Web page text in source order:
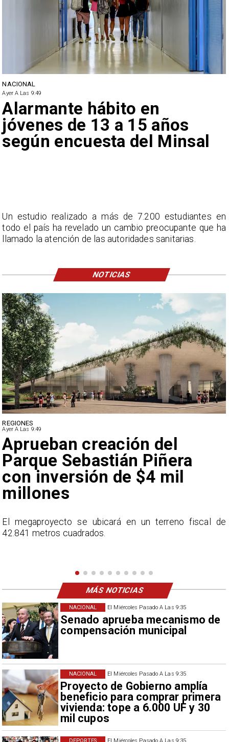
El Miércoles Pasado A Las 9:35
Senado aprueba mecanismo de
compensación municipal
NACIONAL
El Miércoles Pasado A Las 9:35
Proyecto de Gobierno amplía
beneficio para comprar primera
vivienda: tope a 6.000 UF y 30
mil cupos
NACIONAL
El Miércoles Pasado A Las 9:35
DEPORTES
DEPORTES
Ayer A Las 9:49
Claudio Bravo baja la
euforia sobre fichaje de
Vozinha
En el programa ESPN F90 Chile, Claudio Bravo ofrece
una visión más moderada sobre las expectativas del
NACIONAL
Ayer A Las 9:49
Alarmante hábito en
jóvenes de 13 a 15 años
según encuesta del Minsal
Un estudio realizado a más de 7.200 estudiantes en
todo el país ha revelado un cambio preocupante que ha
llamado la atención de las autoridades sanitarias.
NOTICIAS
MÁS NOTICIAS